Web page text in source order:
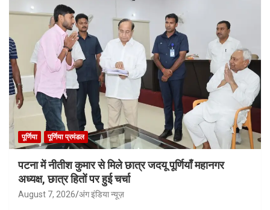
पूर्णिया पूर्णिया प्रमंडल
पटना में नीतीश कुमार से मिले छात्र जदयू पूर्णियाँ महानगर
अध्यक्ष, छात्र हितों पर हुई चर्चा
August 7, 2026 अंग इंडिया न्यूज़